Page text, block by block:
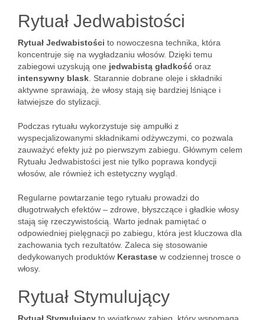
Rytuał Jedwabistości
Rytuał Jedwabistości to nowoczesna technika, która
koncentruje się na wygładzaniu włosów. Dzięki temu
zabiegowi uzyskują one jedwabistą gładkość oraz
intensywny blask . Starannie dobrane oleje i składniki
aktywne sprawiają, że włosy stają się bardziej lśniące i
łatwiejsze do stylizacji.
Podczas rytuału wykorzystuje się ampułki z
wyspecjalizowanymi składnikami odżywczymi, co pozwala
zauważyć efekty już po pierwszym zabiegu. Głównym celem
Rytuału Jedwabistości jest nie tylko poprawa kondycji
włosów, ale również ich estetyczny wygląd.
Regularne powtarzanie tego rytuału prowadzi do
długotrwałych efektów – zdrowe, błyszczące i gładkie włosy
stają się rzeczywistością. Warto jednak pamiętać o
odpowiedniej pielęgnacji po zabiegu, która jest kluczowa dla
zachowania tych rezultatów. Zaleca się stosowanie
dedykowanych produktów Kerastase w codziennej trosce o
włosy.
Rytuał Stymulujący